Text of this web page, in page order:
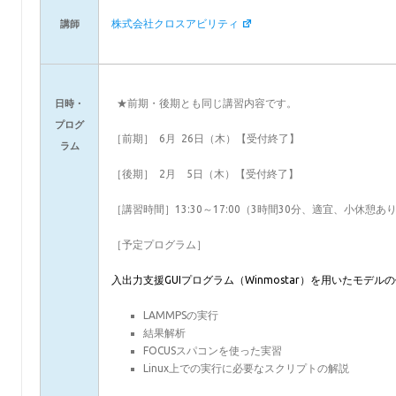
講師 株式会社クロスアビリティ
日時・
プログ
ラム
★前期・後期とも同じ講習内容です。
［前期］ 6月 26日（木）【受付終了】
［後期］ 2月 5日（木）【受付終了】
［講習時間］13:30～17:00（3時間30分、適宜、小休憩あり
［予定プログラム］
入出力支援GUIプログラム（Winmostar）を用いたモデル
LAMMPSの実行
結果解析
FOCUSスパコンを使った実習
Linux上での実行に必要なスクリプトの解説